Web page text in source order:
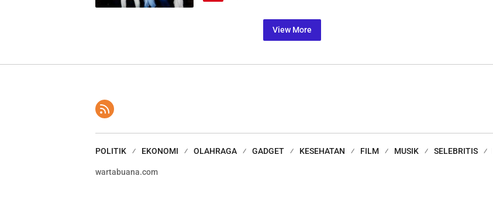
View More
POLITIK EKONOMI OLAHRAGA GADGET KESEHATAN FILM MUSIK SELEBRITIS
wartabuana.com